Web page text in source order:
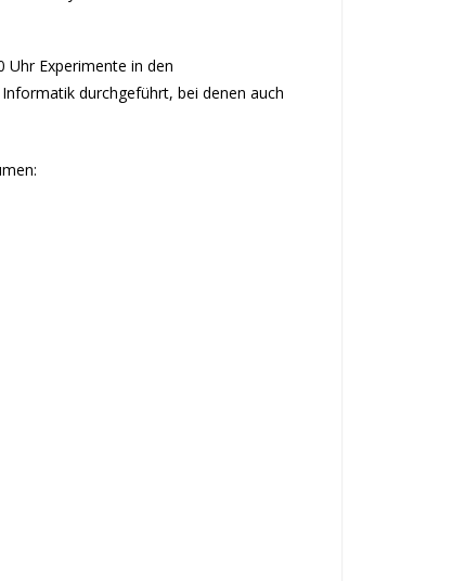
Uhr Experimente in den
durchgeführt, bei denen auch